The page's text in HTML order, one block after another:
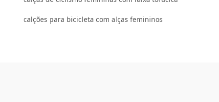
calções para bicicleta com alças femininos